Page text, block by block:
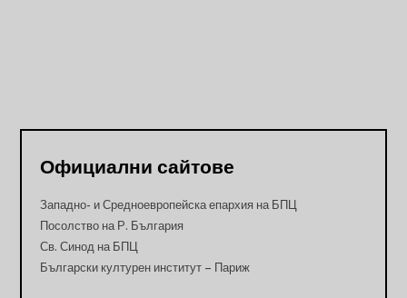
Официални сайтове
Западно- и Средноевропейска епархия на БПЦ
Посолство на Р. България
Св. Синод на БПЦ
Български културен институт – Париж